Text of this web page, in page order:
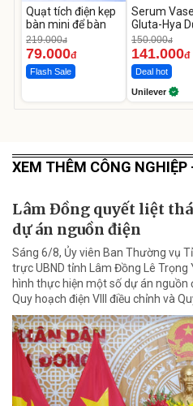
Quạt tích điện kẹp
bàn mini để bàn
219.000đ
79.000đ
Flash Sale
Serum
Gluta-Hya
Da Sáng
Ngày
150.000đ
141.000đ
Deal hot
Unilever
XEM THÊM CÔNG NGHIỆP
Lâm Đồng quyết liệt
dự án nguồn điện
Sáng 6/8, Ủy viên Ban Thường vụ
trực UBND tỉnh Lâm Đồng Lê Trọng
hình thực hiện một số dự án nguồn
Quy hoạch điện VIII điều chỉnh và